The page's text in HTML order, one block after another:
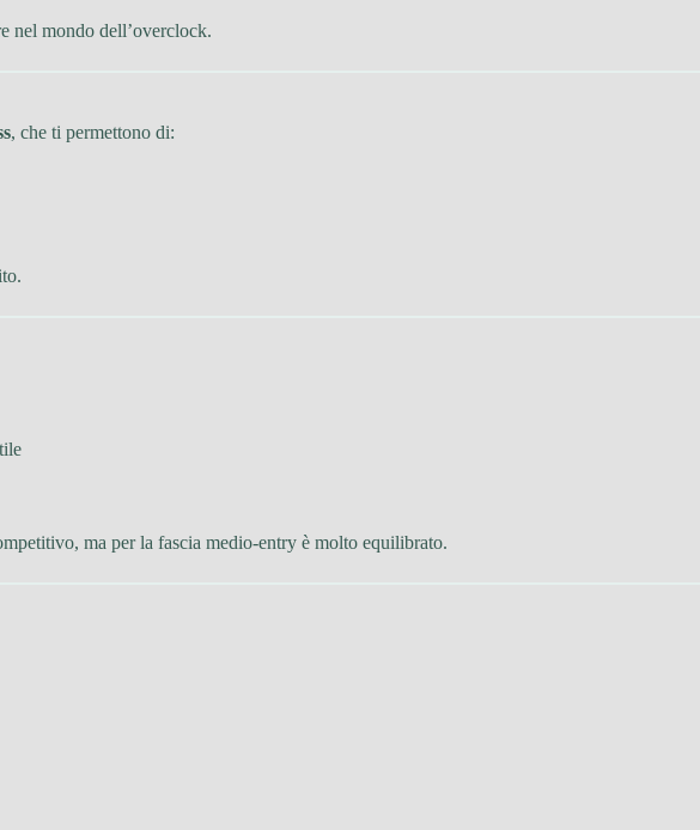
nel mondo dell’overclock.
, che ti permettono di:
ma per la fascia medio-entry è molto equilibrato.